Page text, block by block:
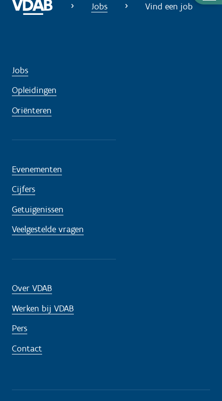
u
Jobs Vind een job
Jobs
Opleidingen
Oriënteren
Evenementen
Cijfers
Getuigenissen
Veelgestelde vragen
Over VDAB
Werken bij VDAB
Pers
Contact